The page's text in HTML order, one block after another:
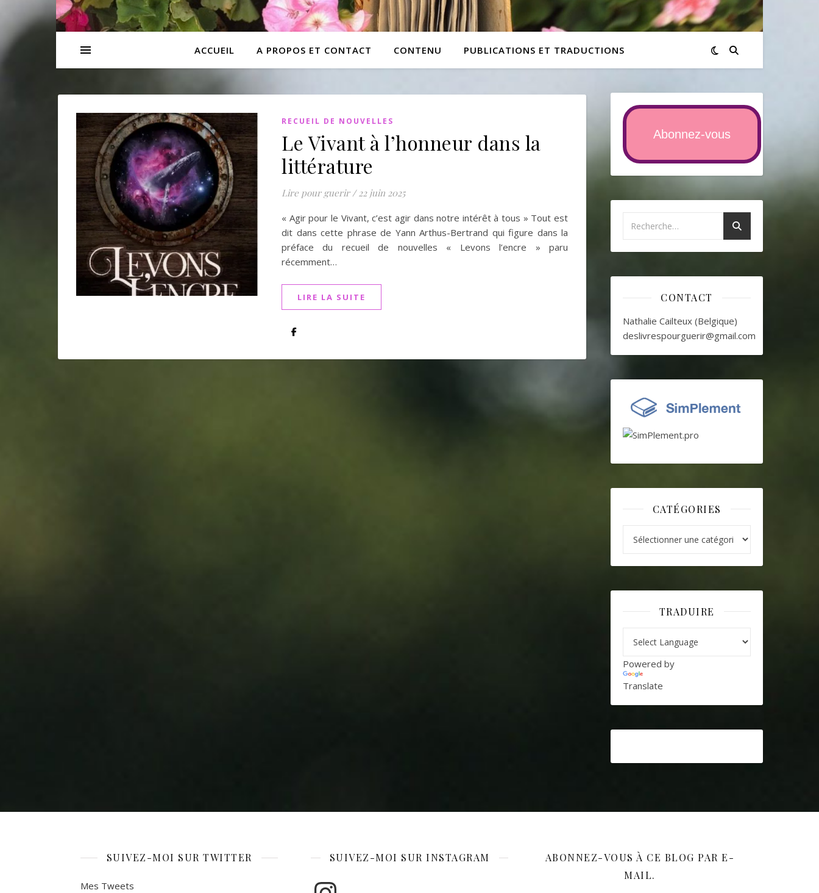
ACCUEIL A PROPOS ET CONTACT CONTENU PUBLICATIONS ET TRADUCTIONS
RECUEIL DE NOUVELLES
Le Vivant à l’honneur dans la
littérature
Lire pour guerir / 22 juin 2025
« Agir pour le Vivant, c’est agir dans notre intérêt à tous » Tout est
dit dans cette phrase de Yann Arthus-Bertrand qui figure dans la
préface du recueil de nouvelles « Levons l’encre » paru
récemment…
LIRE LA SUITE
Abonnez-vous
CONTACT
Nathalie Cailteux (Belgique)
deslivrespourguerir@gmail.com
CATÉGORIES
TRADUIRE
Powered by
Translate
SUIVEZ-MOI SUR TWITTER
Mes Tweets
SUIVEZ-MOI SUR INSTAGRAM
Instagram
ABONNEZ-VOUS À CE BLOG PAR E-
MAIL.